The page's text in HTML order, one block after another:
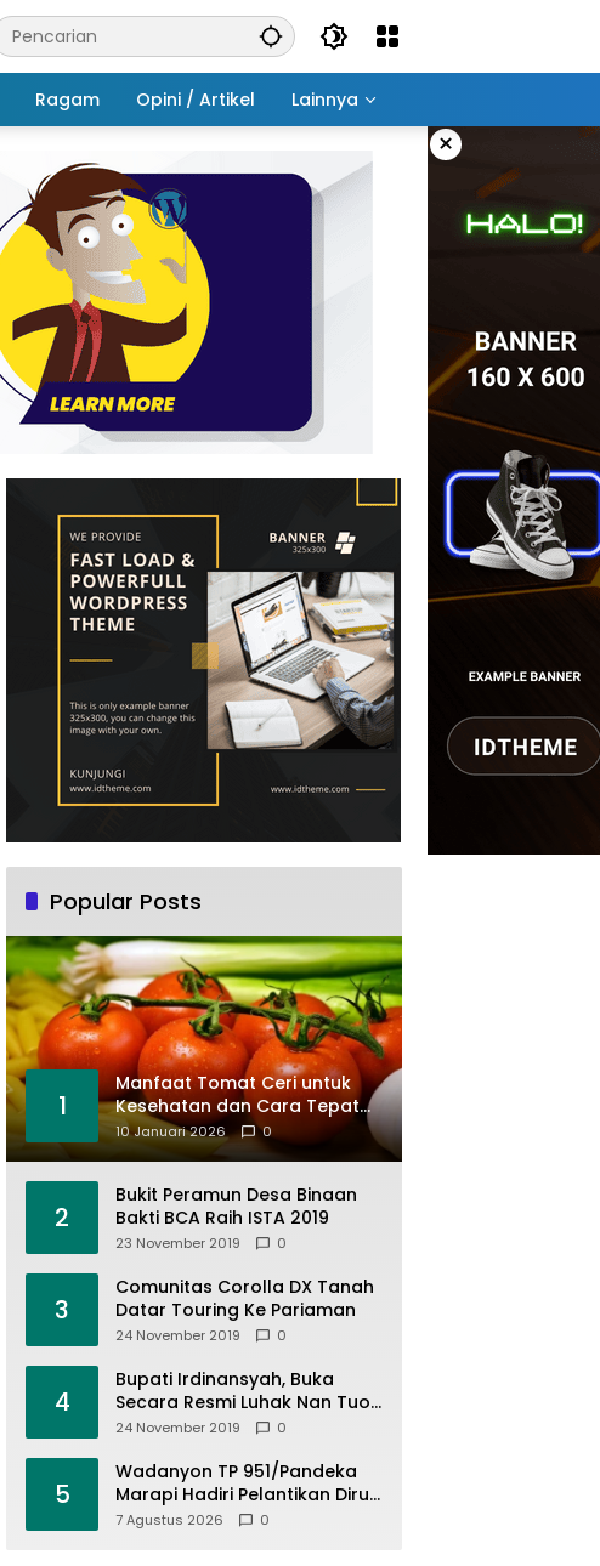
Ragam Opini / Artikel Lainnya
×
Popular Posts
1
Manfaat Tomat Ceri untuk
Kesehatan dan Cara Tepat
Mengonsumsinya
10 Januari 2026 0
2
Bukit Peramun Desa Binaan
Bakti BCA Raih ISTA 2019
23 November 2019 0
3
Comunitas Corolla DX Tanah
Datar Touring Ke Pariaman
24 November 2019 0
4
Bupati Irdinansyah, Buka
Secara Resmi Luhak Nan Tuo
Wirabraja Adventure Offroad
24 November 2019 0
5
Wadanyon TP 951/Pandeka
Marapi Hadiri Pelantikan Dirut
PDAM Tirta Alami
7 Agustus 2026 0